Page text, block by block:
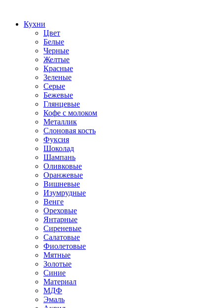
Кухни
Цвет
Белые
Черные
Желтые
Красные
Зеленые
Серые
Бежевые
Глянцевые
Кофе с молоком
Металлик
Слоновая кость
Фуксия
Шоколад
Шампань
Оливковые
Оранжевые
Вишневые
Изумрудные
Венге
Ореховые
Янтарные
Сиреневые
Салатовые
Фиолетовые
Мятные
Золотые
Синие
Материал
МДФ
Эмаль